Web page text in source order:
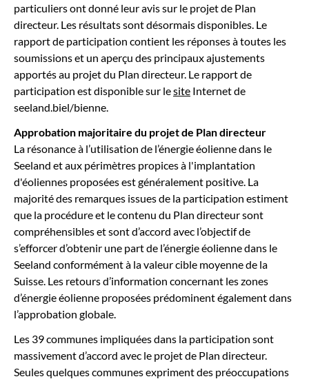
particuliers ont donné leur avis sur le projet de Plan
directeur. Les résultats sont désormais disponibles. Le
rapport de participation contient les réponses à toutes les
soumissions et un aperçu des principaux ajustements
apportés au projet du Plan directeur. Le rapport de
participation est disponible sur lesite Internet de
seeland.biel/bienne.
Approbation majoritaire du projet de Plan directeur
La résonance à l’utilisation de l’énergie éolienne dans le
Seeland et aux périmètres propices à l'implantation
d'éoliennes proposées est généralement positive. La
majorité des remarques issues de la participation estiment
que la procédure et le contenu du Plan directeur sont
compréhensibles et sont d’accord avec l’objectif de
s’efforcer d’obtenir une part de l’énergie éolienne dans le
Seeland conformément à la valeur cible moyenne de la
Suisse. Les retours d’information concernant les zones
d’énergie éolienne proposées prédominent également dans
l’approbation globale.
Les 39 communes impliquées dans la participation sont
massivement d’accord avec le projet de Plan directeur.
Seules quelques communes expriment des préoccupations